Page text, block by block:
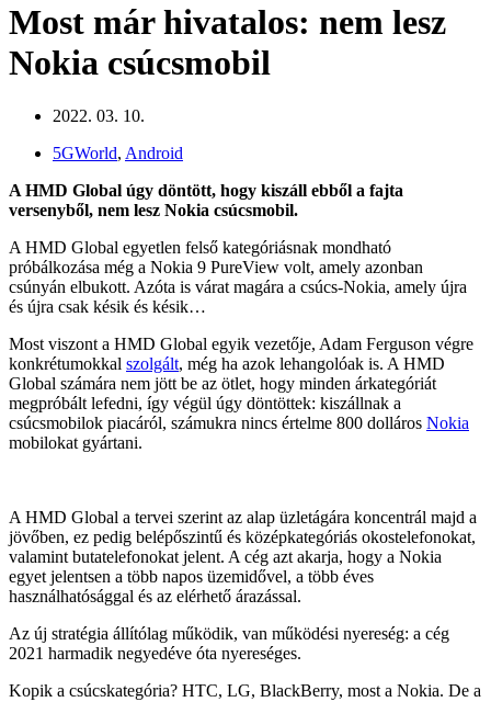
Most már hivatalos: nem lesz
Nokia csúcsmobil
2022. 03. 10.
5GWorld, Android
A HMD Global úgy döntött, hogy kiszáll ebből a fajta
versenyből, nem lesz Nokia csúcsmobil.
A HMD Global egyetlen felső kategóriásnak mondható
próbálkozása még a Nokia 9 PureView volt, amely azonban
csúnyán elbukott. Azóta is várat magára a csúcs-Nokia, amely újra
és újra csak késik és késik…
Most viszont a HMD Global egyik vezetője, Adam Ferguson végre
konkrétumokkal szolgált, még ha azok lehangolóak is. A HMD
Global számára nem jött be az ötlet, hogy minden árkategóriát
megpróbált lefedni, így végül úgy döntöttek: kiszállnak a
csúcsmobilok piacáról, számukra nincs értelme 800 dolláros Nokia
mobilokat gyártani.
A HMD Global a tervei szerint az alap üzletágára koncentrál majd a
jövőben, ez pedig belépőszintű és középkategóriás okostelefonokat,
valamint butatelefonokat jelent. A cég azt akarja, hogy a Nokia
egyet jelentsen a több napos üzemidővel, a több éves
használhatósággal és az elérhető árazással.
Az új stratégia állítólag működik, van működési nyereség: a cég
2021 harmadik negyedéve óta nyereséges.
Kopik a csúcskategória? HTC, LG, BlackBerry, most a Nokia. De a